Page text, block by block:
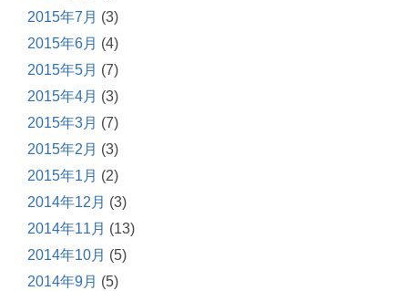
2015年7月 (3)
2015年6月 (4)
2015年5月 (7)
2015年4月 (3)
2015年3月 (7)
2015年2月 (3)
2015年1月 (2)
2014年12月 (3)
2014年11月 (13)
2014年10月 (5)
2014年9月 (5)